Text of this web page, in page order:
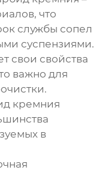
что
службы сопел
суспензиями.
свои свойства
важно для
кремния
в